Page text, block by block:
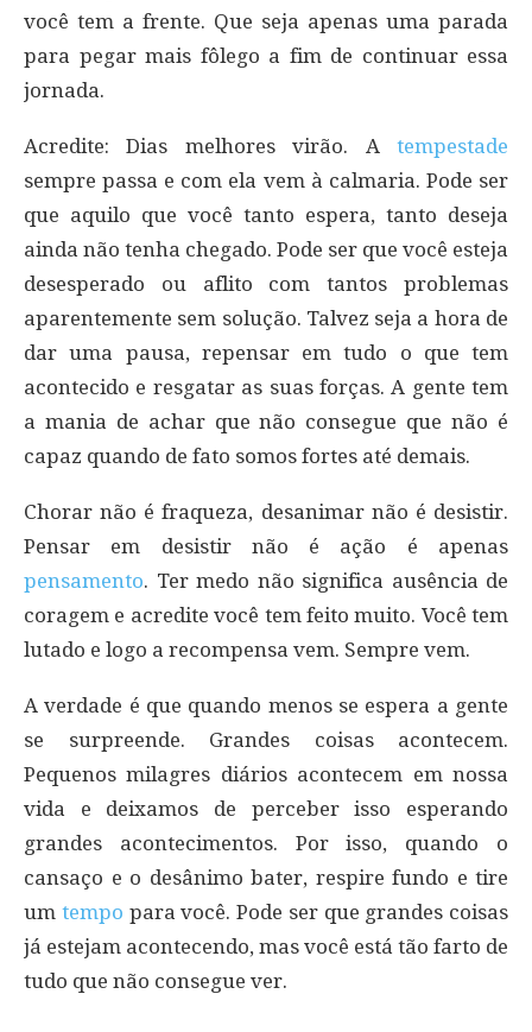
você tem a frente. Que seja apenas uma parada
para pegar mais fôlego a fim de continuar essa
jornada.
Acredite: Dias melhores virão. A tempestade
sempre passa e com ela vem à calmaria. Pode ser
que aquilo que você tanto espera, tanto deseja
ainda não tenha chegado. Pode ser que você esteja
desesperado ou aflito com tantos problemas
aparentemente sem solução. Talvez seja a hora de
dar uma pausa, repensar em tudo o que tem
acontecido e resgatar as suas forças. A gente tem
a mania de achar que não consegue que não é
capaz quando de fato somos fortes até demais.
Chorar não é fraqueza, desanimar não é desistir.
Pensar em desistir não é ação é apenas
pensamento. Ter medo não significa ausência de
coragem e acredite você tem feito muito. Você tem
lutado e logo a recompensa vem. Sempre vem.
A verdade é que quando menos se espera a gente
se surpreende. Grandes coisas acontecem.
Pequenos milagres diários acontecem em nossa
vida e deixamos de perceber isso esperando
grandes acontecimentos. Por isso, quando o
cansaço e o desânimo bater, respire fundo e tire
um tempo para você. Pode ser que grandes coisas
já estejam acontecendo, mas você está tão farto de
tudo que não consegue ver.